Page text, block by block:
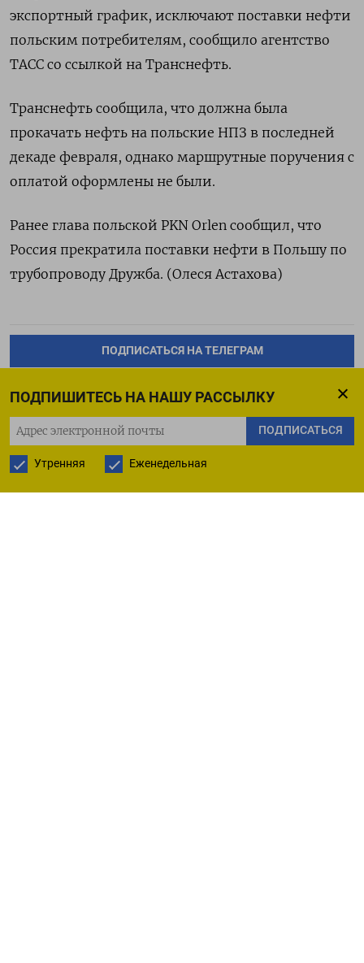
ПОДПИШИТЕСЬ НА НАШУ РАССЫЛКУ
ПОДПИСАТЬСЯ
Утренняя Еженедельная
экспортный график, исключают поставки нефти
польским потребителям, сообщило агентство
ТАСС со ссылкой на Транснефть.
Транснефть сообщила, что должна была
прокачать нефть на польские НПЗ в последней
декаде февраля, однако маршрутные поручения с
оплатой оформлены не были.
Ранее глава польской PKN Orlen сообщил, что
Россия прекратила поставки нефти в Польшу по
трубопроводу Дружба. (Олеся Астахова)
ПОДПИСАТЬСЯ НА ТЕЛЕГРАМ
ПОДПИСАТЬСЯ В GOOGLE